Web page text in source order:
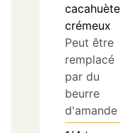
cacahuète
crémeux
Peut être
remplacé
par du
beurre
d'amande